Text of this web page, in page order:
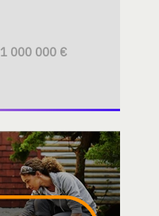
1 000 000 €